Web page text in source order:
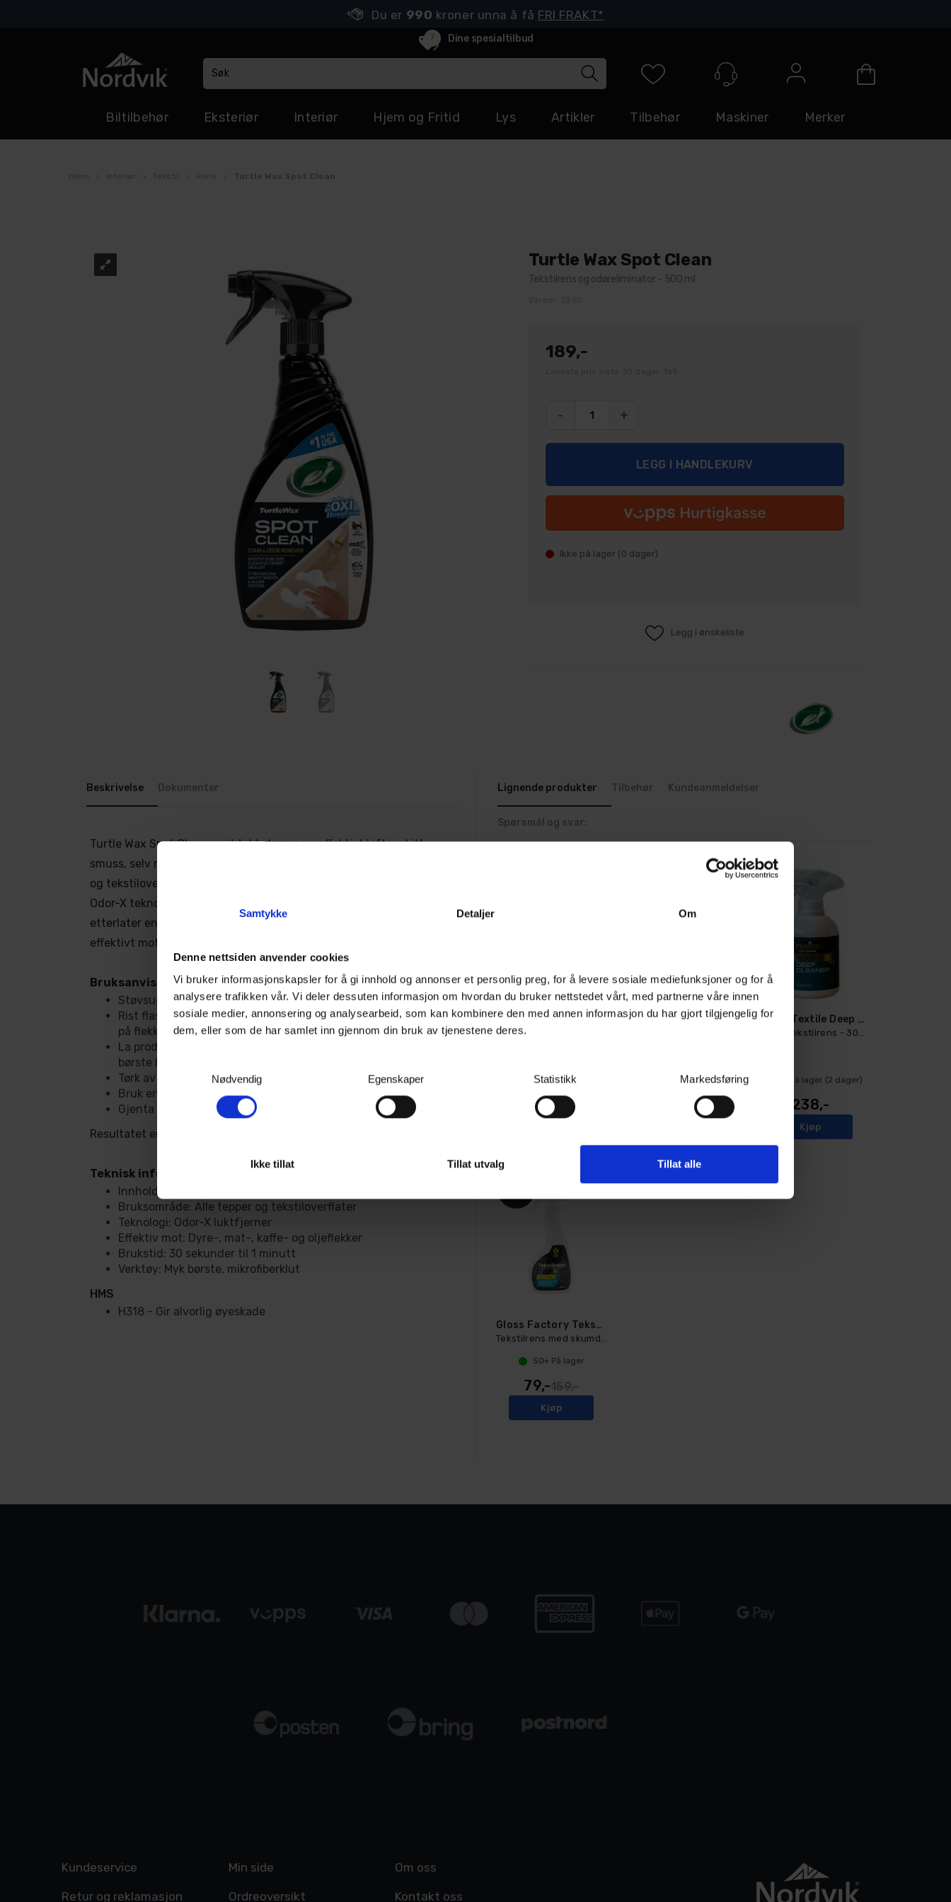
Samtykke Detaljer Om
Denne nettsiden anvender cookies
Vi bruker informasjonskapsler for å gi innhold og annonser et personlig preg, for å levere sosiale mediefunksjoner og for å
analysere trafikken vår. Vi deler dessuten informasjon om hvordan du bruker nettstedet vårt, med partnerne våre innen
sosiale medier, annonsering og analysearbeid, som kan kombinere den med annen informasjon du har gjort tilgjengelig for
dem, eller som de har samlet inn gjennom din bruk av tjenestene deres.
Nødvendig
Egenskaper Statistikk Markedsføring
Ikke tillat Tillat utvalg Tillat alle
7 Dine spesialtilbud
Biltilbehør Eksteriør Interiør Hjem og Fritid Lys Artikler Tilbehør Maskiner Merker
Du er 990 kroner unna å få FRI FRAKT*
Turtle Wax Spot Clean
Tekstilrens og odøreliminator - 500 ml
189,-
- +
Ikke på lager (0 dager)
Legg i ønskeliste
Beskrivelse Dokumenter
Turtle Wax Spot Clean er et tykt skum som effektivt løfter skitt og
smuss, selv når det er dypt inne i tekstilet. Det passer til alle tepper
og tekstiloverflater. Produktet inneholder også en luktfjerner med
Odor-X teknologi fra Turtle Wax, som bryter ned luktmolekyler og
etterlater en frisk duft lenge etter rengjøringen. Det er spesielt
effektivt mot flekker fra dyr, mat, kaffe og olje.
Bruksanvisning for Turtle Wax Spot Clean:
Støvsug området som skal rengjøres.
Rist flasken godt og påfør en generøs mengde av produktet
på flekken.
La produktet virke i 30 sekunder til 1 minutt. Bruk en myk
børste hvis nødvendig.
Tørk av produktet med en mikrofiberklut.
Bruk en ren mikrofiberklut for å tørke området helt.
Gjenta om nødvendig.
Resultatet er rene og velduftende tepper og tekstiler.
Teknisk informasjon:
Innhold: Tykt skum
Bruksområde: Alle tepper og tekstiloverflater
Teknologi: Odor-X luktfjerner
Effektiv mot: Dyre-, mat-, kaffe- og oljeflekker
Brukstid: 30 sekunder til 1 minutt
Verktøy: Myk børste, mikrofiberklut
HMS
H318 - Gir alvorlig øyeskade
Lignende produkter Tilbehør Kundeanmeldelser
Spørsmål og svar:
Carpro INSIDE Cleaner 1L m/skumtrig
20+På lager
598,-
Fenice Textile Care Kit
Ikke på lager (2dager)
698,-
Fenice Textile Deep Cleaner
Kraftig tekstilrens - 300ml
Ikke på lager (2 dager)
238,-
Kjøp
Gloss Factory Tekstilrens
Tekstilrens med skumdyse, 500ml
50+På lager
79,-159,-
Kjøp
Kundeservice
Retur og reklamasjon
Min side
Ordreoversikt
Om oss
Kontakt oss